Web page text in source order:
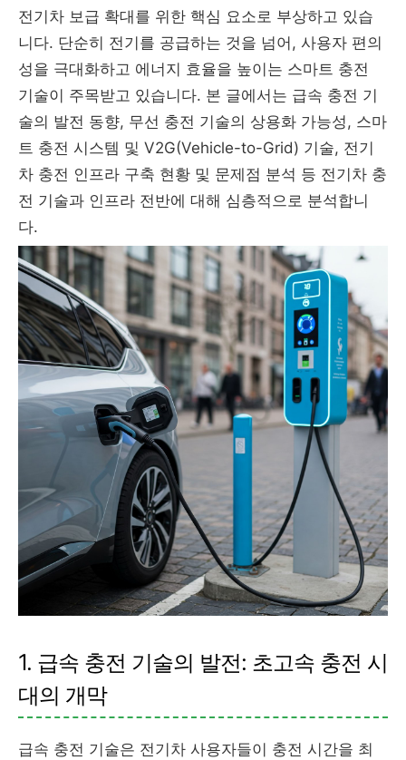
전기차 보급 확대를 위한 핵심 요소로 부상하고 있습
니다. 단순히 전기를 공급하는 것을 넘어, 사용자 편의
성을 극대화하고 에너지 효율을 높이는 스마트 충전
기술이 주목받고 있습니다. 본 글에서는 급속 충전 기
술의 발전 동향, 무선 충전 기술의 상용화 가능성, 스마
트 충전 시스템 및 V2G(Vehicle-to-Grid) 기술, 전기
차 충전 인프라 구축 현황 및 문제점 분석 등 전기차 충
전 기술과 인프라 전반에 대해 심층적으로 분석합니
다.
1. 급속 충전 기술의 발전: 초고속 충전 시
대의 개막
급속 충전 기술은 전기차 사용자들이 충전 시간을 최